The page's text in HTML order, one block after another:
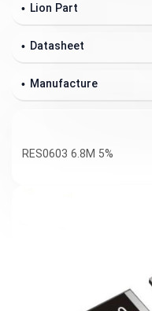
Lion Part
Datasheet
Manufacture
RES0603 6.8M 5%